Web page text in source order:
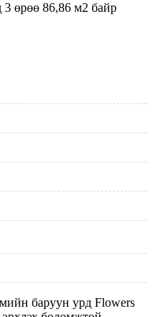
өрөө 86,86 м2 байр
баруун урд Flowers